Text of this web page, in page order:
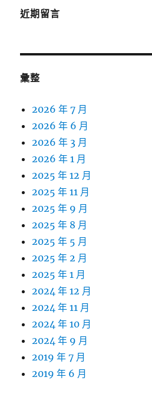
近期留言
彙整
2026 年 7 月
2026 年 6 月
2026 年 3 月
2026 年 1 月
2025 年 12 月
2025 年 11 月
2025 年 9 月
2025 年 8 月
2025 年 5 月
2025 年 2 月
2025 年 1 月
2024 年 12 月
2024 年 11 月
2024 年 10 月
2024 年 9 月
2019 年 7 月
2019 年 6 月